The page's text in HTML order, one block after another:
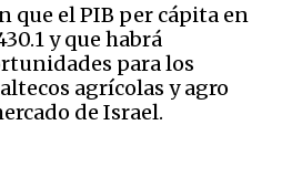
que el PIB per cápita en
y que habrá
para los
agrícolas y agro
de Israel.